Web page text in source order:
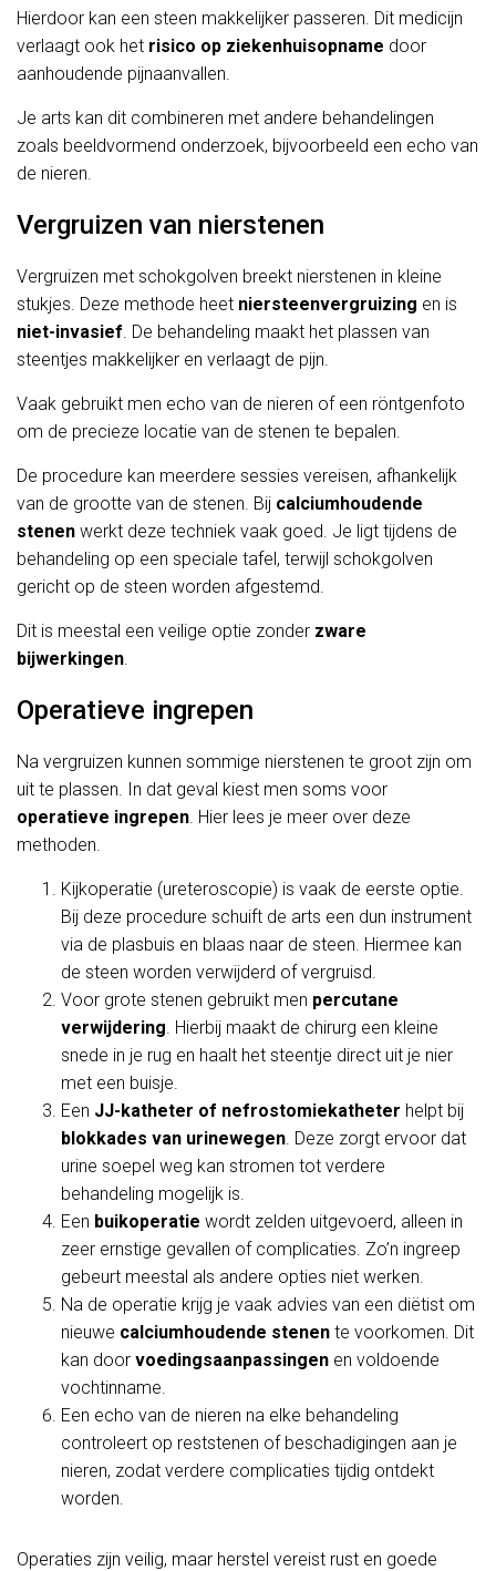
Hierdoor kan een steen makkelijker passeren. Dit medicijn
verlaagt ook het risico op ziekenhuisopname door
aanhoudende pijnaanvallen.
Je arts kan dit combineren met andere behandelingen
zoals beeldvormend onderzoek, bijvoorbeeld een echo van
de nieren.
Vergruizen van nierstenen
Vergruizen met schokgolven breekt nierstenen in kleine
stukjes. Deze methode heet niersteenvergruizing en is
niet-invasief . De behandeling maakt het plassen van
steentjes makkelijker en verlaagt de pijn.
Vaak gebruikt men echo van de nieren of een röntgenfoto
om de precieze locatie van de stenen te bepalen.
De procedure kan meerdere sessies vereisen, afhankelijk
van de grootte van de stenen. Bij calciumhoudende
stenen werkt deze techniek vaak goed. Je ligt tijdens de
behandeling op een speciale tafel, terwijl schokgolven
gericht op de steen worden afgestemd.
Dit is meestal een veilige optie zonder zware
bijwerkingen
Operatieve ingrepen
Na vergruizen kunnen sommige nierstenen te groot zijn om
uit te plassen. In dat geval kiest men soms voor
operatieve ingrepen . Hier lees je meer over deze
methoden.
Kijkoperatie (ureteroscopie) is vaak de eerste optie.
Bij deze procedure schuift de arts een dun instrument
via de plasbuis en blaas naar de steen. Hiermee kan
de steen worden verwijderd of vergruisd.
Voor grote stenen gebruikt men percutane
verwijdering . Hierbij maakt de chirurg een kleine
snede in je rug en haalt het steentje direct uit je nier
met een buisje.
Een JJ-katheter of nefrostomiekatheter helpt bij
blokkades van urinewegen . Deze zorgt ervoor dat
urine soepel weg kan stromen tot verdere
behandeling mogelijk is.
Een buikoperatie wordt zelden uitgevoerd, alleen in
zeer ernstige gevallen of complicaties. Zo’n ingreep
gebeurt meestal als andere opties niet werken.
Na de operatie krijg je vaak advies van een diëtist om
nieuwe calciumhoudende stenen te voorkomen. Dit
kan door voedingsaanpassingen en voldoende
vochtinname.
Een echo van de nieren na elke behandeling
controleert op reststenen of beschadigingen aan je
nieren, zodat verdere complicaties tijdig ontdekt
worden.
Operaties zijn veilig, maar herstel vereist rust en goede